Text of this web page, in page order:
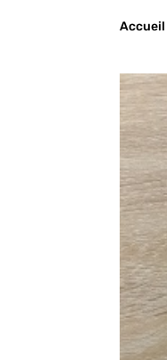
Accueil